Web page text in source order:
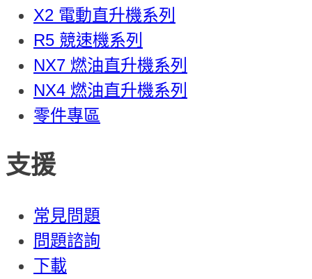
X2 電動直升機系列
R5 競速機系列
NX7 燃油直升機系列
NX4 燃油直升機系列
零件專區
支援
常見問題
問題諮詢
下載